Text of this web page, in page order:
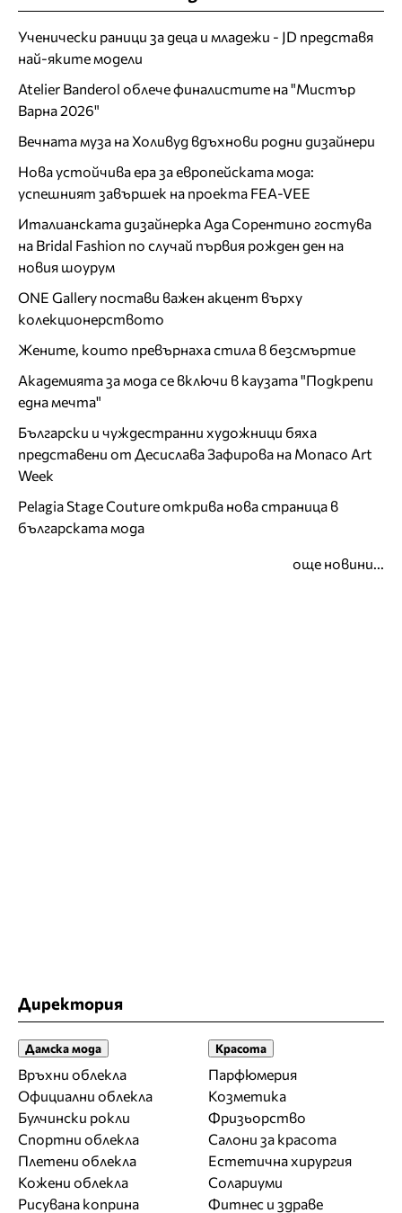
Ученически раници за деца и младежи - JD представя
най-яките модели
Atelier Banderol облече финалистите на "Мистър
Варна 2026"
Вечната муза на Холивуд вдъхнови родни дизайнери
Нова устойчива ера за европейската мода:
успешният завършек на проекта FEA-VEE
Италианската дизайнерка Ада Сорентино гостува
на Bridal Fashion по случай първия рожден ден на
новия шоурум
ONE Gallery постави важен акцент върху
колекционерството
Жените, които превърнаха стила в безсмъртие
Академията за мода се включи в каузата "Подкрепи
една мечта"
Български и чуждестранни художници бяха
представени от Десислава Зафирова на Monaco Art
Week
Pelagia Stage Couture открива нова страница в
българската мода
още новини...
Директория
Дамска мода
Връхни облекла
Официални облекла
Булчински рокли
Спортни облекла
Плетени облекла
Кожени облекла
Рисувана коприна
Красота
Парфюмерия
Козметика
Фризьорство
Салони за красота
Естетична хирургия
Солариуми
Фитнес и здраве